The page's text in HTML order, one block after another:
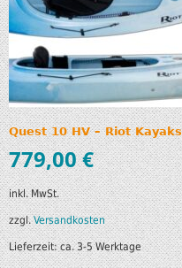
Quest 10 HV – Riot Kayaks
779,00€
inkl. MwSt.
zzgl.Versandkosten
Lieferzeit:ca. 3-5 Werktage